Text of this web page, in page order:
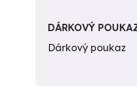
DÁRKOVÝ
Dárkový poukaz